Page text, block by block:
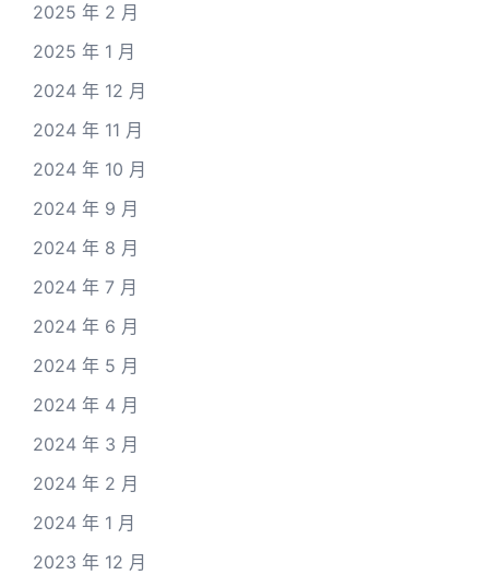
2025 年 2 月
2025 年 1 月
2024 年 12 月
2024 年 11 月
2024 年 10 月
2024 年 9 月
2024 年 8 月
2024 年 7 月
2024 年 6 月
2024 年 5 月
2024 年 4 月
2024 年 3 月
2024 年 2 月
2024 年 1 月
2023 年 12 月